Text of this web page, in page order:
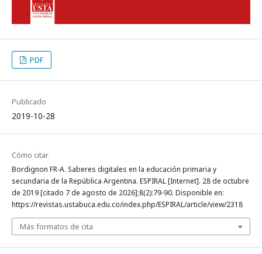
PDF
Publicado
2019-10-28
Cómo citar
Bordignon FR-A. Saberes digitales en la educación primaria y
secundaria de la República Argentina. ESPIRAL [Internet]. 28 de octubre
de 2019 [citado 7 de agosto de 2026];8(2):79-90. Disponible en:
https://revistas.ustabuca.edu.co/index.php/ESPIRAL/article/view/2318
Más formatos de cita